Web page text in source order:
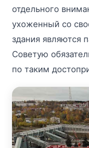
отдельного
ухоженный со
здания являются
Советую
по таким